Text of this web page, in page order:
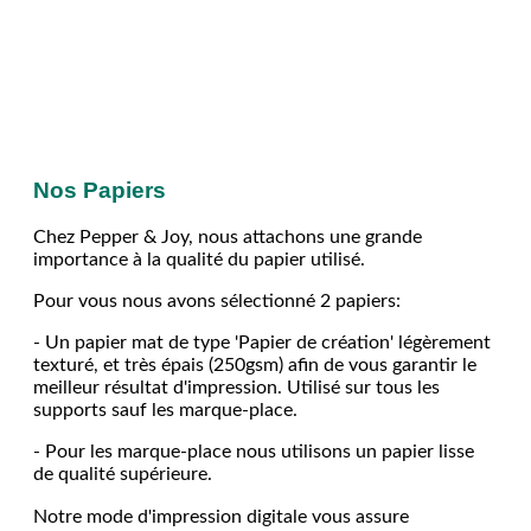
Nos Papiers
Chez Pepper & Joy, nous attachons une grande
importance à la qualité du papier utilisé.
Pour vous nous avons sélectionné 2 papiers:
- Un papier mat de type 'Papier de création' légèrement
texturé, et très épais (250gsm) afin de vous garantir le
meilleur résultat d'impression. Utilisé sur tous les
supports sauf les marque-place.
- Pour les marque-place nous utilisons un papier lisse
de qualité supérieure.
Notre mode d'impression digitale vous assure